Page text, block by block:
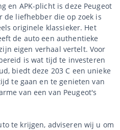
en APK-plicht is deze Peugeot
de liefhebber die op zoek is
originele klassieker. Het
de auto een authentieke
eigen verhaal vertelt. Voor
is wat tijd te investeren
biedt deze 203 C een unieke
te gaan en te genieten van
van een van Peugeot's
te krijgen, adviseren wij u om